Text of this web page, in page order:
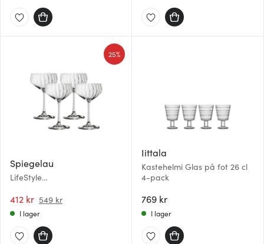
Spiegelau
LifeStyle
4-pack
412 kr 549 kr
25%
I lager
Iittala
Kastehelmi Glas på fot 26 cl
4-pack
769 kr
I lager